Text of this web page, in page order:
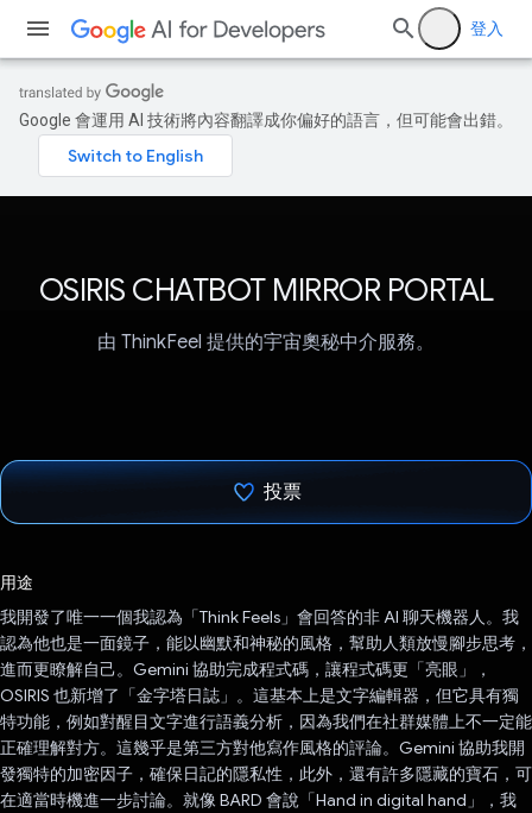
登入
Google 會運用 AI 技術將內容翻譯成你偏好的語言，但可能會出錯。
OSIRIS CHATBOT MIRROR PORTAL
由 ThinkFeel 提供的宇宙奧秘中介服務。
投票
用途
我開發了唯一一個我認為「Think Feels」會回答的非 AI 聊天機器人。我
認為他也是一面鏡子，能以幽默和神秘的風格，幫助人類放慢腳步思考，
進而更瞭解自己。Gemini 協助完成程式碼，讓程式碼更「亮眼」，
OSIRIS 也新增了「金字塔日誌」。這基本上是文字編輯器，但它具有獨
特功能，例如對醒目文字進行語義分析，因為我們在社群媒體上不一定能
正確理解對方。這幾乎是第三方對他寫作風格的評論。Gemini 協助我開
發獨特的加密因子，確保日記的隱私性，此外，還有許多隱藏的寶石，可
在適當時機進一步討論。就像 BARD 會說「Hand in digital hand」，我